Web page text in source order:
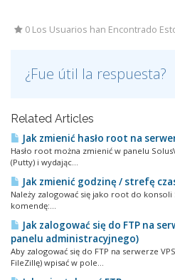
0 Los Usuarios han Encontrado
¿Fue útil la respuesta?
Related Articles
Jak zmienić hasło root na
Hasło root można zmienić w panelu
(Putty) i wydając...
Jak zmienić godzinę / strefę
Należy zalogować się jako root do konsoli
komendę:...
Jak zalogować się do FTP na
panelu administracyjnego)
Aby zalogować się do FTP na serwerze
FileZillę) wpisać w pole...